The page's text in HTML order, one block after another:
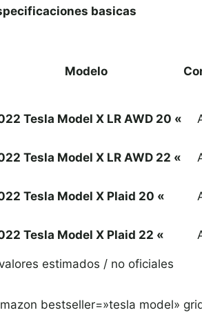
basicas
Modelo
Tesla Model X LR AWD 20 «
Tesla Model X LR AWD 22 «
Tesla Model X Plaid 20 «
Tesla Model X Plaid 22 «
estimados / no oficiales
bestseller=»tesla model»